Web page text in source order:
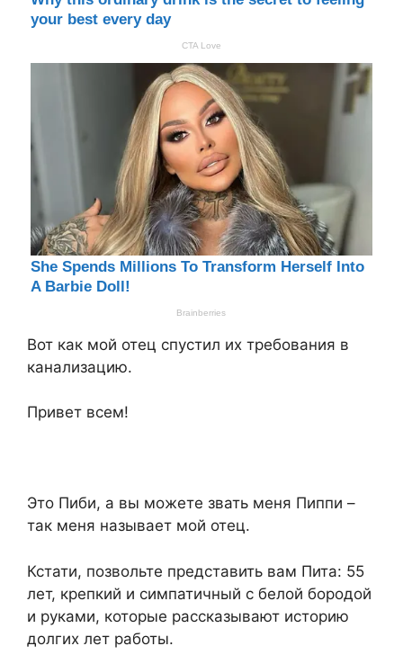
Вот как мой отец спустил их требования в
канализацию.
Привет всем!
Это Пиби, а вы можете звать меня Пиппи –
так меня называет мой отец.
Кстати, позвольте представить вам Пита: 55
лет, крепкий и симпатичный с белой бородой
и руками, которые рассказывают историю
долгих лет работы.